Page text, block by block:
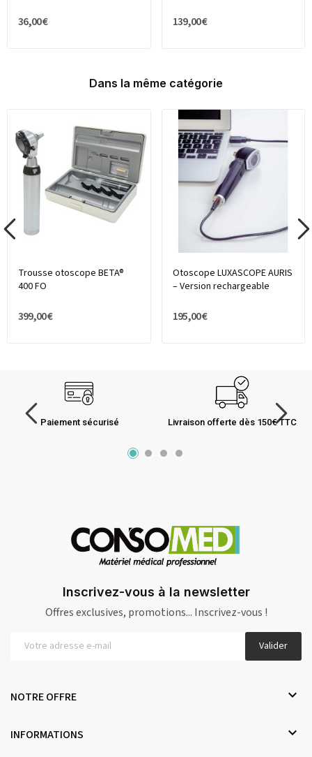
36,00 € 139,00 €
Dans la même catégorie
Trousse otoscope BETA®
400 FO
399,00 €
Otoscope LUXASCOPE AURIS
– Version rechargeable
195,00 €
Paiement sécurisé Livraison offerte dès 150€ TTC
Inscrivez-vous à la newsletter
Offres exclusives, promotions... Inscrivez-vous !
Valider
NOTRE OFFRE 
INFORMATIONS 